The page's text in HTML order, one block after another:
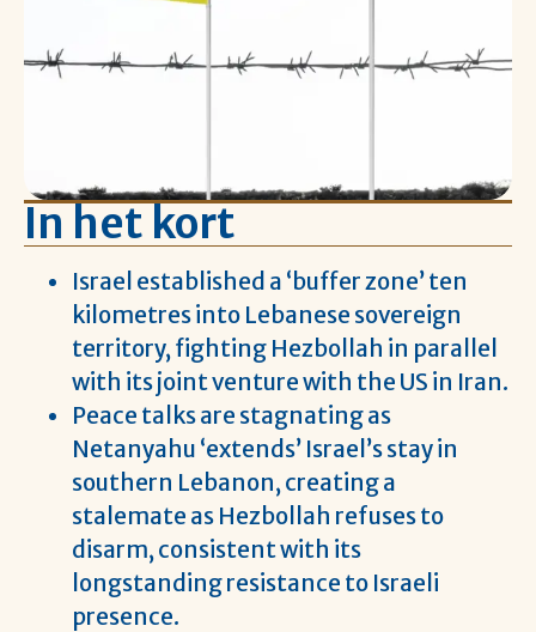
In het kort
Israel established a ‘buffer zone’ ten
kilometres into Lebanese sovereign
territory, fighting Hezbollah in parallel
with its joint venture with the US in Iran.
Peace talks are stagnating as
Netanyahu ‘extends’ Israel’s stay in
southern Lebanon, creating a
stalemate as Hezbollah refuses to
disarm, consistent with its
longstanding resistance to Israeli
presence.